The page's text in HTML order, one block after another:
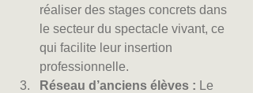
réaliser des stages concrets dans
le secteur du spectacle vivant, ce
qui facilite leur insertion
professionnelle.
Réseau d’anciens élèves : Le